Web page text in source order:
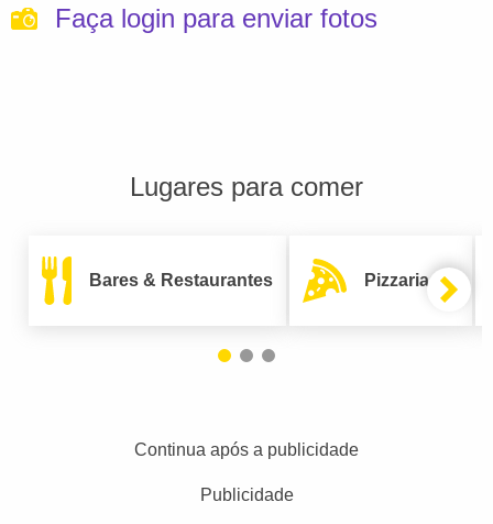
Faça login para enviar fotos
Lugares para comer
Bares & Restaurantes Pizzarias
Continua após a publicidade
Publicidade